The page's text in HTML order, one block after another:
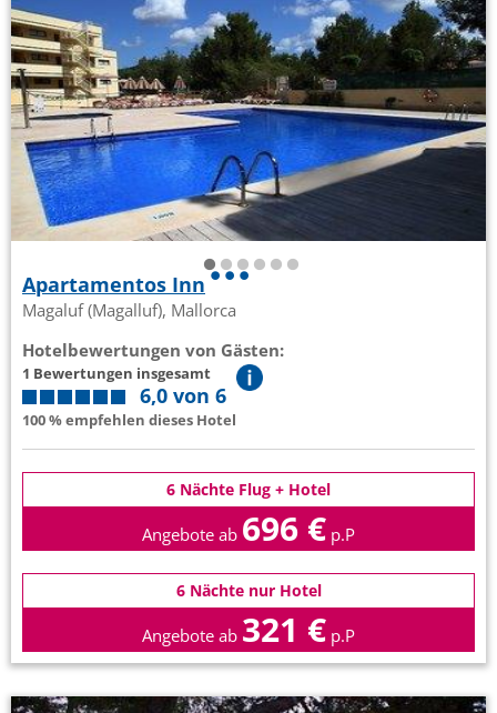
Apartamentos Inn
Magaluf (Magalluf), Mallorca
Hotelbewertungen von Gästen:
1 Bewertungen insgesamt
6,0 von 6
100 % empfehlen dieses Hotel
6 Nächte Flug + Hotel
Angebote ab 696 € p.P
6 Nächte nur Hotel
Angebote ab 321 € p.P